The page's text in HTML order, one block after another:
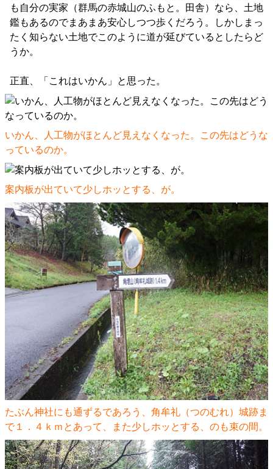
も自分の実家（群馬の赤城山のふもと。田舎）なら、土地
鑑もあるのでまあまあ安心しつつ歩くだろう。しかしまっ
たく知らない土地でこのように道が延びているとしたらど
うか。
正直、「これはいかん」と思った。
いかん、人工物がほとんど見えなくなった。この先はどうな
っているのか。
案内板が出ていて少しホッとする、が。
たぶん神社にも通ずるであろう、角牟礼（つのむれ）城跡ま
で１．４ｋｍとあって、また少しホッとする、のも束の間。